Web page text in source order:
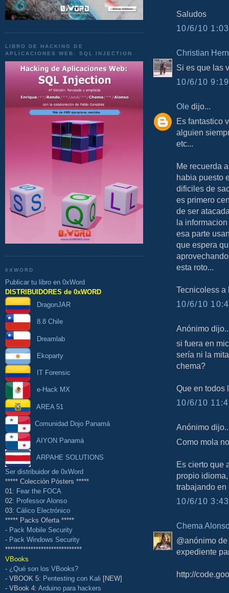
LIBRO DE HACKING DE
APLICACIONES WEB: SQL INJECTION
0XWORD
Publicar tu libro en 0xWord
DISTRIBUIDORES de 0xWORD
DragonJAR
8.8 Chile
Dreamlab
Ekoparty
IT Forensic
e-Hack MX
AREA 51
Comunidad Dojo Panamá
AIYON Panamá
ARPAHE SOLUTIONS
Ser distribuidor de 0xWord
***** Colección Pósters *****
01: Fear the FOCA
02: Professor Alonso
03: Cálico Electrónico
***** Packs Oferta *****
- Pack Mobile Security
- Pack Windows Security
******************************
VBooks
- ¿Qué son los VBooks?
- VBOOK 5: Pentesting con Kali [NEW]
- VBook 4: Arduino para hackers
Saludos
10/6/10
Christian
Si es que las
10/6/10
Ole dijo...
Es fantastico
alguien
etc...
Me recuerda
habia puesto
dificiles de
es primero
de ser
la
esa parte
que espera
esta roto...
Tecnicoless a
10/6/10
Anónimo
si fuera en
sería ni la
chema?
Que en todos
10/6/10
Anónimo
Como mola
Es cierto que
propio
trabajando en
10/6/10
Chema
@anónimo
expediente
http://